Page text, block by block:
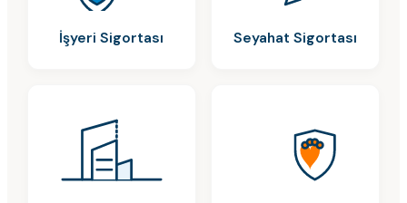
İşyeri Sigortası Seyahat Sigortası